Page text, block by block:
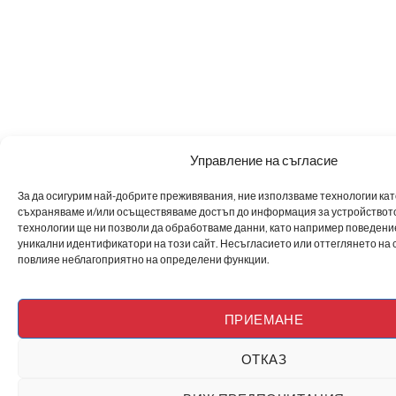
Управление на съгласие
За да осигурим най-добрите преживявания, ние използваме технологии
съхраняваме и/или осъществяваме достъп до информация за
технологии ще ни позволи да обработваме данни, като например
уникални идентификатори на този сайт. Несъгласието или оттеглянето на
повлияе неблагоприятно на определени функции.
ПРИЕМАНЕ
ОТКАЗ